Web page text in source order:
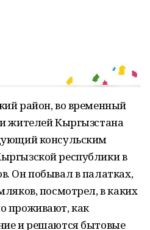
район, во временный
жителей Кыргызстана
консульским
республики в
Он побывал в палатках,
посмотрел, в каких
проживают, как
и решаются бытовые